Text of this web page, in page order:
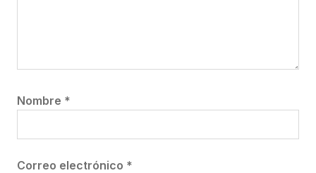
Nombre *
Correo electrónico *